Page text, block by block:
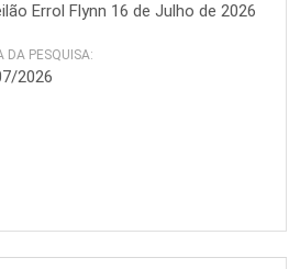
Errol Flynn 16 de Julho de 2026
DA PESQUISA:
2026